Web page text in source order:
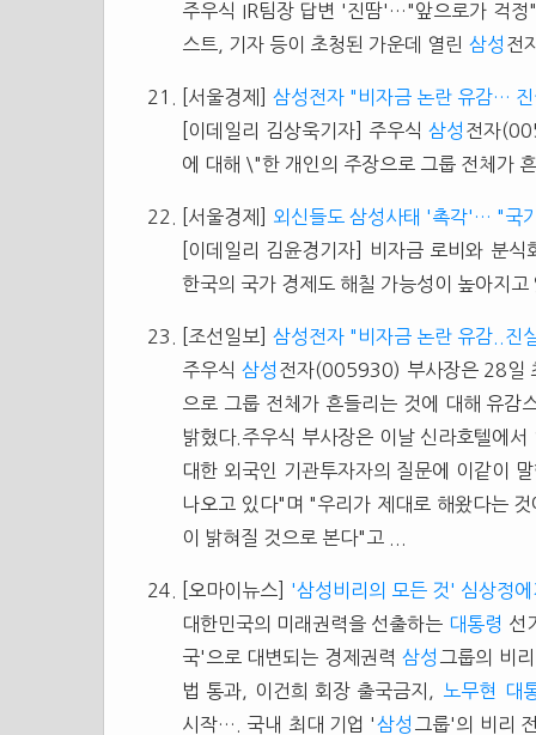
주우식 IR팀장 답변 '진땀'…"앞으로가 걱정
스트, 기자 등이 초청된 가운데 열린 삼성 전
[서울경제] 삼성전자 "비자금 논란 유감…
[이데일리 김상욱기자] 주우식 삼성 전자
에 대해 \"한 개인의 주장으로 그룹 전체가
[서울경제]
외신들도 삼성사태 '촉각'… "국
[이데일리 김윤경기자] 비자금 로비와 분
한국의 국가 경제도 해칠 가능성이 높아지
[조선일보] 삼성전자 "비자금 논란 유감..진
주우식 삼성 전자(005930) 부사장은 28일
으로 그룹 전체가 흔들리는 것에 대해 유
밝혔다.주우식 부사장은 이날 신라호텔에
대한 외국인 기관투자자의 질문에 이같이
나오고 있다"며 "우리가 제대로 해왔다는
이 밝혀질 것으로 본다"고 ...
[오마이뉴스]
'삼성비리의 모든 것' 심상정
대한민국의 미래권력을 선출하는 대통령 선
국'으로 대변되는 경제권력 삼성 그룹의 비
법 통과, 이건희 회장 출국금지,
노무현
대
시작…. 국내 최대 기업 ' 삼성 그룹'의 비리